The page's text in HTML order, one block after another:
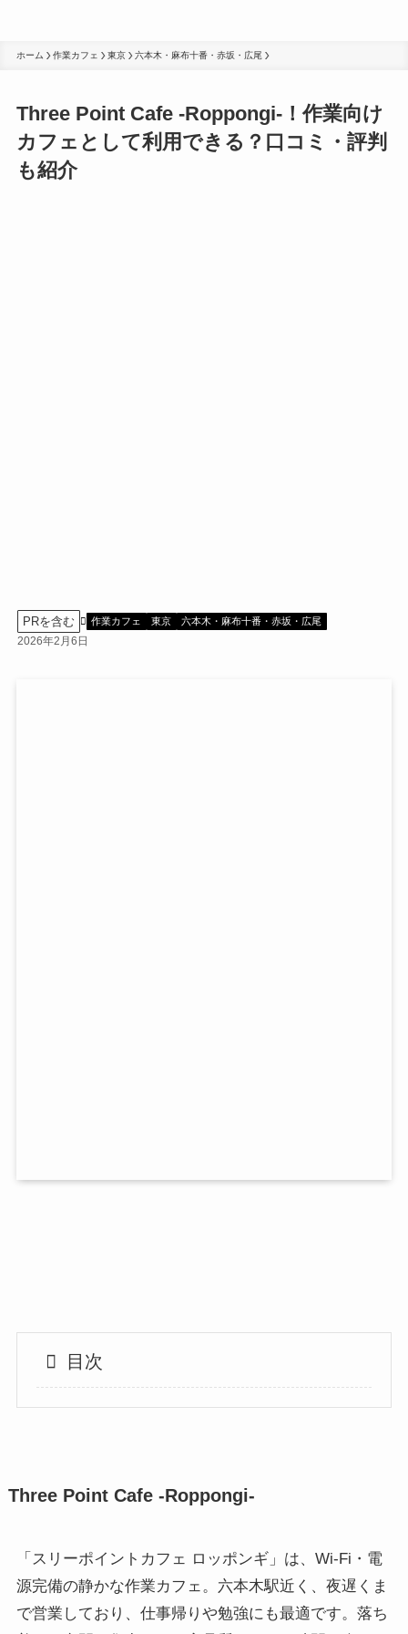
ホーム 作業カフェ 東京 六本木・麻布十番・赤坂・広尾
Three Point Cafe -Roppongi-！作業向け
カフェとして利用できる？口コミ・評判
も紹介
PRを含む 作業カフェ 東京 六本木・麻布十番・赤坂・広尾
2026年2月6日
目次
Three Point Cafe -Roppongi-
「スリーポイントカフェ ロッポンギ」は、Wi-Fi・電
源完備の静かな作業カフェ。六本木駅近く、夜遅くま
で営業しており、仕事帰りや勉強にも最適です。落ち